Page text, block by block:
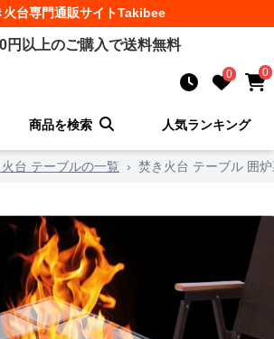
火台専門通販サイトTakibee
円以上のご購入で送料無料
0 0
商品を検索 人気ランキング
台 テーブルの一覧 › 焚き火台 テーブル 囲